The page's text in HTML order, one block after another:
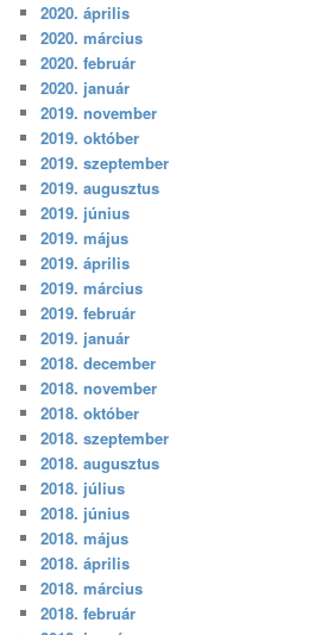
2020. április
2020. március
2020. február
2020. január
2019. november
2019. október
2019. szeptember
2019. augusztus
2019. június
2019. május
2019. április
2019. március
2019. február
2019. január
2018. december
2018. november
2018. október
2018. szeptember
2018. augusztus
2018. július
2018. június
2018. május
2018. április
2018. március
2018. február